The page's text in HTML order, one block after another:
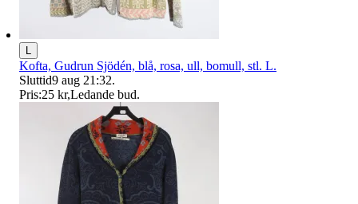
Kofta, Gudrun Sjödén, blå, rosa, ull, bomull, stl. L.
Sluttid9 aug 21:32.
Pris:25 kr,Ledande bud.